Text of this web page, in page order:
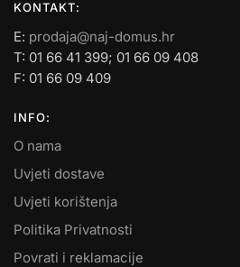
KONTAKT:
E: prodaja@naj-domus.hr
T: 01 66 41 399; 01 66 09 408
F: 01 66 09 409
INFO:
O nama
Uvjeti dostave
Uvjeti korištenja
Politika Privatnosti
Povrati i reklamacije